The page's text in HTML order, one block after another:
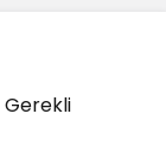
Gerekli